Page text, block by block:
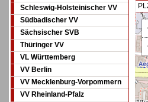
Schleswig-Holsteinischer VV
Südbadischer VV
Sächsischer SVB
Thüringer VV
VL Württemberg
VV Berlin
VV Mecklenburg-Vorpommern
VV Rheinland-Pfalz